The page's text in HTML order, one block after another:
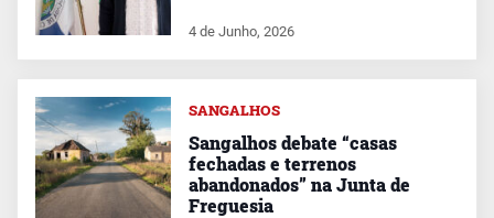
4 de Junho, 2026
SANGALHOS
Sangalhos debate “casas
fechadas e terrenos
abandonados” na Junta de
Freguesia